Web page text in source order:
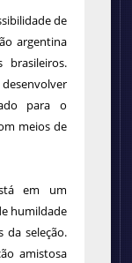
de
argentina
brasileiros.
para o
meios de
em um
humildade
da seleção.
amistosa